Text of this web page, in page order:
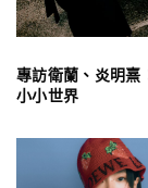
專訪衛蘭、炎明熹
小小世界